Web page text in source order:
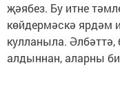
җәябез. Бу итне
көйдермәскә ярдәм
кулланыла.
алдыннан, аларны